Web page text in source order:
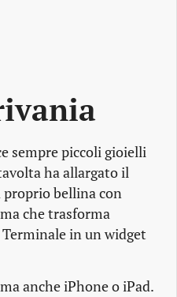
sempre piccoli gioielli
ha allargato il
proprio bellina con
che trasforma
in un widget
anche iPhone o iPad.